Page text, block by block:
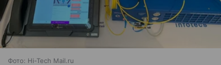
Фото: Hi-Tech Mail.ru